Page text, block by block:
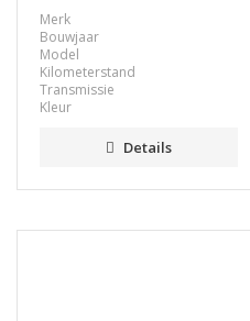
Merk
Bouwjaar
Model
Kilometerstand
Transmissie
Kleur
Details